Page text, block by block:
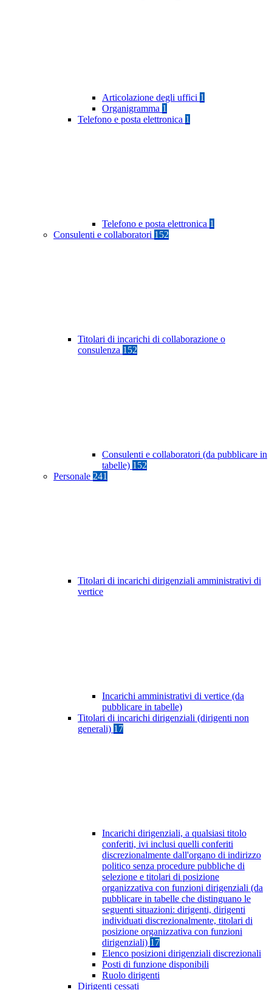
Articolazione degli uffici 1
Organigramma 1
Telefono e posta elettronica 1
Telefono e posta elettronica 1
Consulenti e collaboratori 152
Titolari di incarichi di collaborazione o
consulenza 152
Consulenti e collaboratori (da pubblicare in
tabelle) 152
Personale 241
Titolari di incarichi dirigenziali amministrativi di
vertice
Incarichi amministrativi di vertice (da
pubblicare in tabelle)
Titolari di incarichi dirigenziali (dirigenti non
generali) 17
Incarichi dirigenziali, a qualsiasi titolo
conferiti, ivi inclusi quelli conferiti
discrezionalmente dall'organo di indirizzo
politico senza procedure pubbliche di
selezione e titolari di posizione
organizzativa con funzioni dirigenziali (da
pubblicare in tabelle che distinguano le
seguenti situazioni: dirigenti, dirigenti
individuati discrezionalmente, titolari di
posizione organizzativa con funzioni
dirigenziali) 17
Elenco posizioni dirigenziali discrezionali
Posti di funzione disponibili
Ruolo dirigenti
Dirigenti cessati